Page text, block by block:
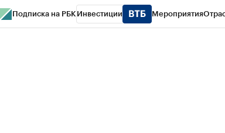
Подписка на РБК Инвестиции Мероприятия